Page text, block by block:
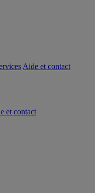
Aide et contact
et contact